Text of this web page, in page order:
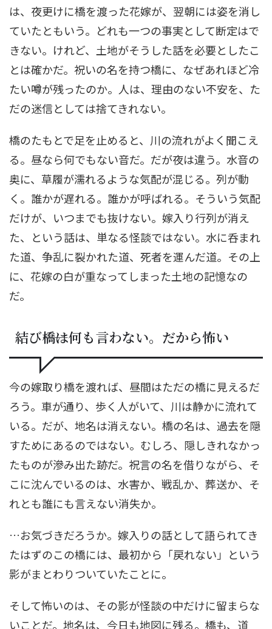
は、夜更けに橋を渡った花嫁が、翌朝には姿を消し
ていたともいう。どれも一つの事実として断定はで
きない。けれど、土地がそうした話を必要としたこ
とは確かだ。祝いの名を持つ橋に、なぜあれほど冷
たい噂が残ったのか。人は、理由のない不安を、た
だの迷信としては捨てきれない。
橋のたもとで足を止めると、川の流れがよく聞こえ
る。昼なら何でもない音だ。だが夜は違う。水音の
奥に、草履が濡れるような気配が混じる。列が動
く。誰かが遅れる。誰かが呼ばれる。そういう気配
だけが、いつまでも抜けない。嫁入り行列が消え
た、という話は、単なる怪談ではない。水に呑まれ
た道、争乱に裂かれた道、死者を運んだ道。その上
に、花嫁の白が重なってしまった土地の記憶なの
だ。
結び――橋は何も言わない。だから怖い
今の嫁取り橋を渡れば、昼間はただの橋に見えるだ
ろう。車が通り、歩く人がいて、川は静かに流れて
いる。だが、地名は消えない。橋の名は、過去を隠
すためにあるのではない。むしろ、隠しきれなかっ
たものが滲み出た跡だ。祝言の名を借りながら、そ
こに沈んでいるのは、水害か、戦乱か、葬送か、そ
れとも誰にも言えない消失か。
…お気づきだろうか。嫁入りの話として語られてき
たはずのこの橋には、最初から「戻れない」という
影がまとわりついていたことに。
そして怖いのは、その影が怪談の中だけに留まらな
いことだ。地名は、今日も地図に残る。橋も、道